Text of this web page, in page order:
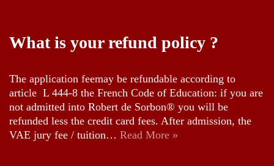
What is your refund policy ?
The application feemay be refundable according to
article L 444-8 the French Code of Education: if you are
not admitted into Robert de Sorbon® you will be
refunded less the credit card fees. After admission, the
VAE jury fee / tuition… Read More »